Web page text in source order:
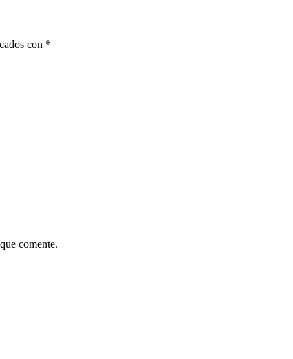
con *
comente.